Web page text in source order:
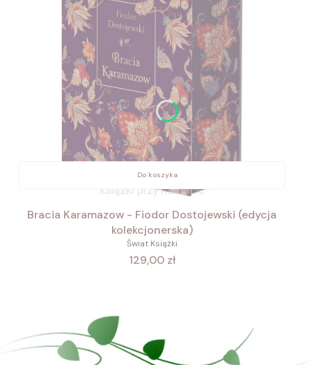
Do koszyka
Bracia Karamazow - Fiodor Dostojewski (edycja
kolekcjonerska)
Świat Książki
Cena
129,00 zł